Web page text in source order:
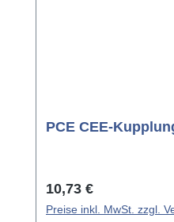
PCE CEE-
Regulärer Preis:
10,73 €
Preise inkl. MwSt. zzgl.